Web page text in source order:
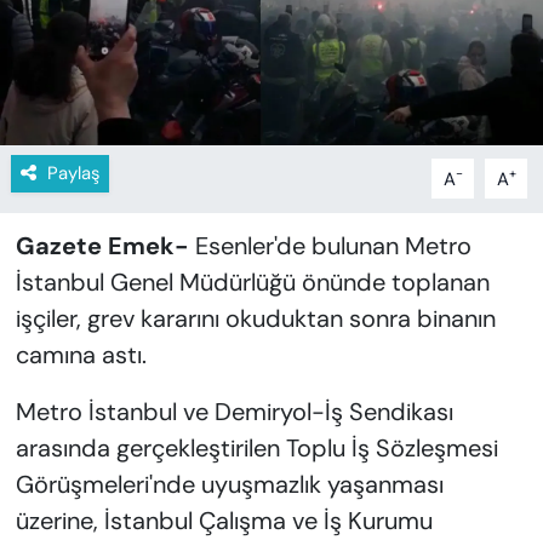
Paylaş A- A+
Gazete Emek- Esenler'de bulunan Metro
İstanbul Genel Müdürlüğü önünde toplanan
işçiler, grev kararını okuduktan sonra binanın
camına astı.
Metro İstanbul ve Demiryol-İş Sendikası
arasında gerçekleştirilen Toplu İş Sözleşmesi
Görüşmeleri'nde uyuşmazlık yaşanması
üzerine, İstanbul Çalışma ve İş Kurumu
MAGAZİN
ÖZEL HABER
YAZAR KÖŞESİ
SİYASET
VAN VE DİYARBAKIR HABERLERİ